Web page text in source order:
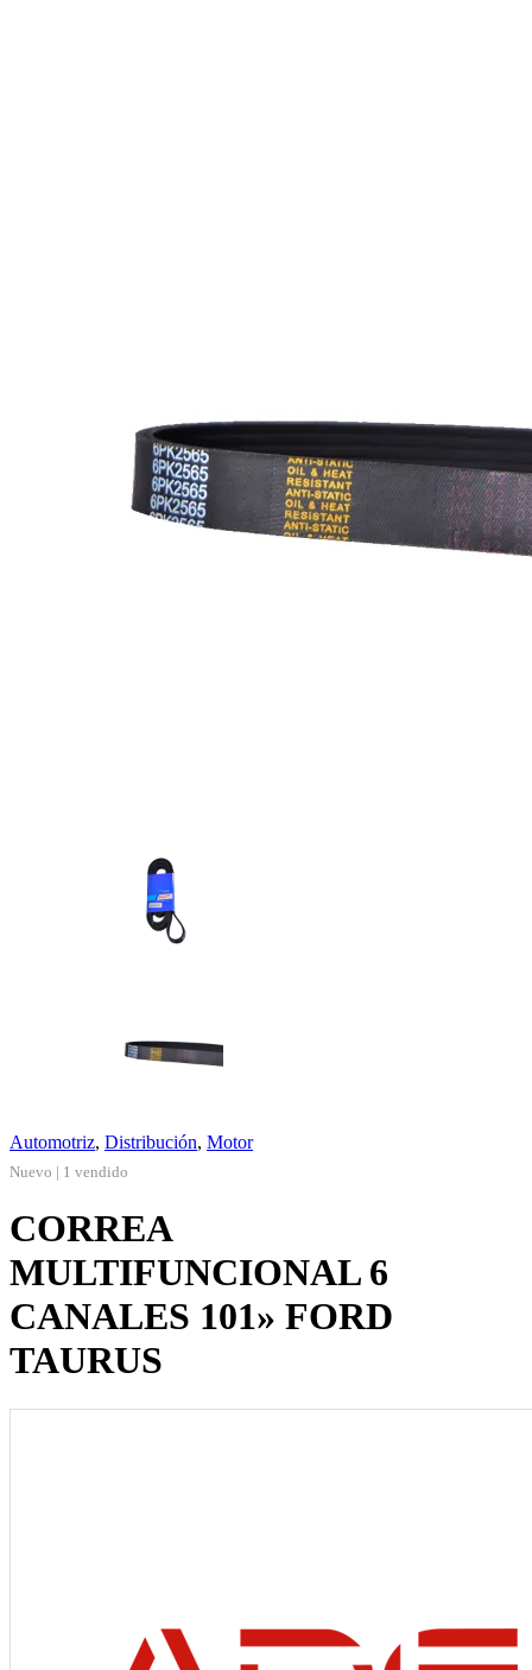
Automotriz, Distribución, Motor
Nuevo | 1 vendido
CORREA
MULTIFUNCIONAL 6
CANALES 101» FORD
TAURUS